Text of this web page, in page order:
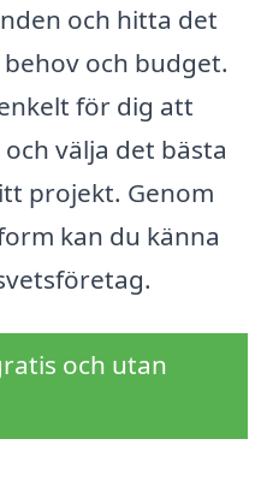
och hitta det
och budget.
för dig att
välja det bästa
projekt. Genom
kan du känna
och utan